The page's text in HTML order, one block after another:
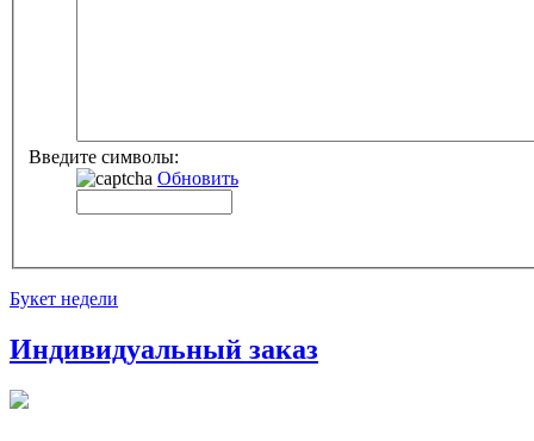
Введите символы:
Обновить
Букет недели
Индивидуальный заказ